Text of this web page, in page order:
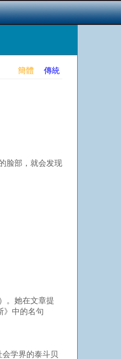
簡體 傳統
脸部，就会发现
。她在文章提
》中的名句
学界的泰斗贝